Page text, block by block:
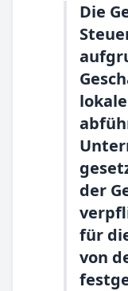
Die
der
für
von